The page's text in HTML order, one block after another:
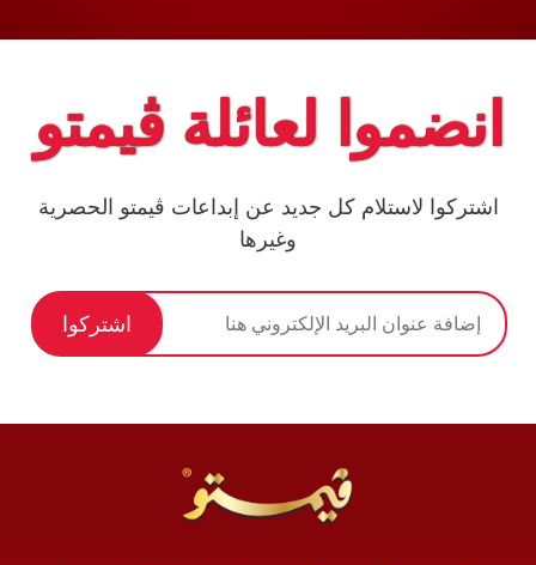
انضموا لعائلة ڤيمتو
اشتركوا لاستلام كل جديد عن إبداعات ڤيمتو الحصرية
وغيرها